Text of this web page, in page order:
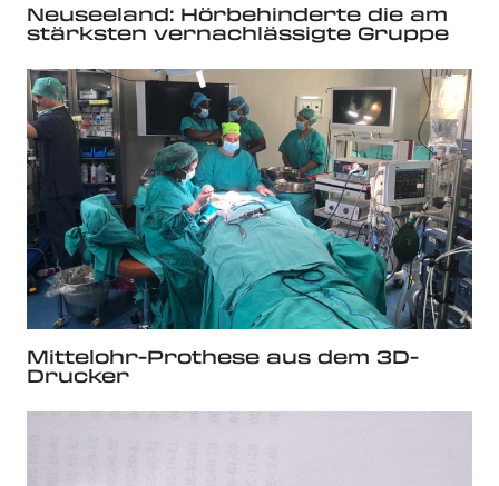
Neuseeland: Hörbehinderte die am
stärksten vernachlässigte Gruppe
Mittelohr-Prothese aus dem 3D-
Drucker